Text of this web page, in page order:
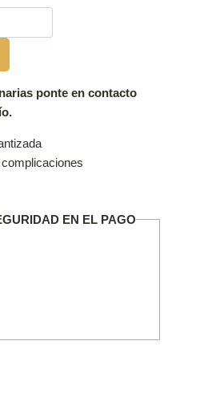
ponte en contacto
EN EL PAGO